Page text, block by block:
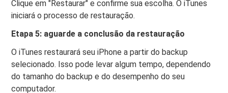
Clique em "Restaurar" e confirme sua escolha. O iTunes
iniciará o processo de restauração.
Etapa 5: aguarde a conclusão da restauração
O iTunes restaurará seu iPhone a partir do backup
selecionado. Isso pode levar algum tempo, dependendo
do tamanho do backup e do desempenho do seu
computador.